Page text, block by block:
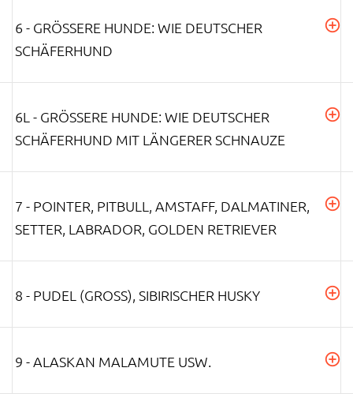
6 - GRÖSSERE HUNDE: WIE DEUTSCHER S
CHÄFERHUND
6L - GRÖSSERE HUNDE: WIE DEUTSCHER S
CHÄFERHUND MIT LÄNGERER SCHNAUZE
7 - POINTER, PITBULL, AMSTAFF, DALMATINER,
SETTER, LABRADOR, GOLDEN RETRIEVER
8 - PUDEL (GROSS), SIBIRISCHER HUSKY
9 - ALASKAN MALAMUTE USW.